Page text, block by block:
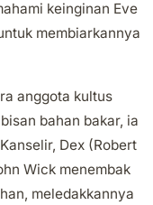
keinginan Eve
membiarkannya
anggota kultus
bahan bakar, ia
Dex (Robert
Wick menembak
meledakkannya